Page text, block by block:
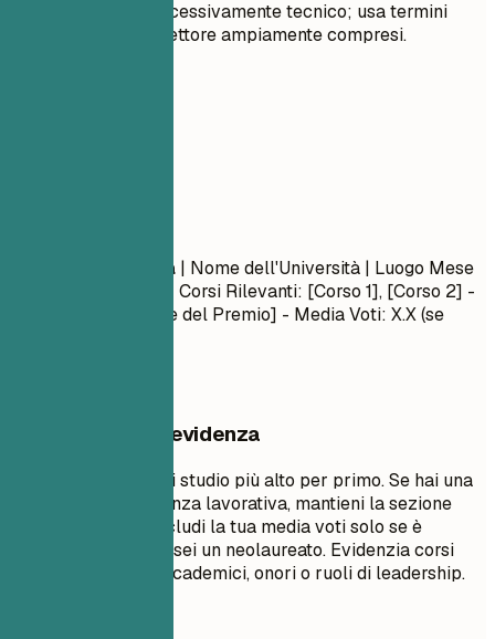
Evita gergo eccessivamente tecnico; usa termini
standard del settore ampiamente compresi.
Nome della Laurea | Nome dell'Università | Luogo Mese
- Corsi Rilevanti: [Corso 1], [Corso 2] -
Onori/Premi: [Nome del Premio] - Media Voti: X.X (se
Cosa mettere in evidenza
Elenca il tuo titolo di studio più alto per primo. Se hai una
significativa esperienza lavorativa, mantieni la sezione
istruzione breve. Includi la tua media voti solo se è
superiore a 3.5 o se sei un neolaureato. Evidenzia corsi
rilevanti, progetti accademici, onori o ruoli di leadership.